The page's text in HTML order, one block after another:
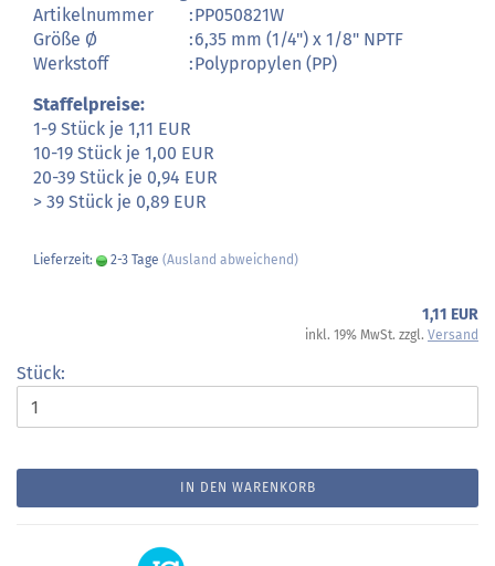
Artikelnummer
:PP050821W
Größe Ø
:6,35 mm (1/4") x 1/8" NPTF
Werkstoff
:Polypropylen (PP)
Staffelpreise:
1-9 Stück je 1,11 EUR
10-19 Stück je 1,00 EUR
20-39 Stück je 0,94 EUR
> 39 Stück je 0,89 EUR
Lieferzeit: 2-3 Tage (Ausland abweichend)
1,11 EUR
inkl. 19% MwSt. zzgl. Versand
Stück:
IN DEN WARENKORB